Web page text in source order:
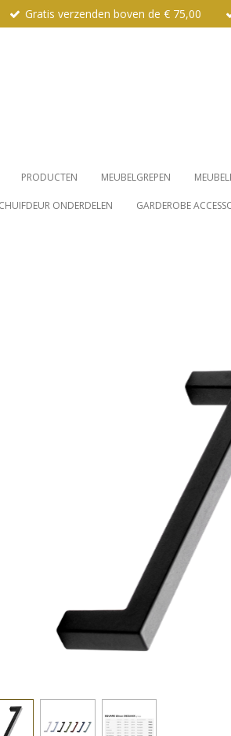
Gratis verzenden boven de € 75,00
PRODUCTEN MEUBELGREPEN
ONDERDELEN GARDEROBE